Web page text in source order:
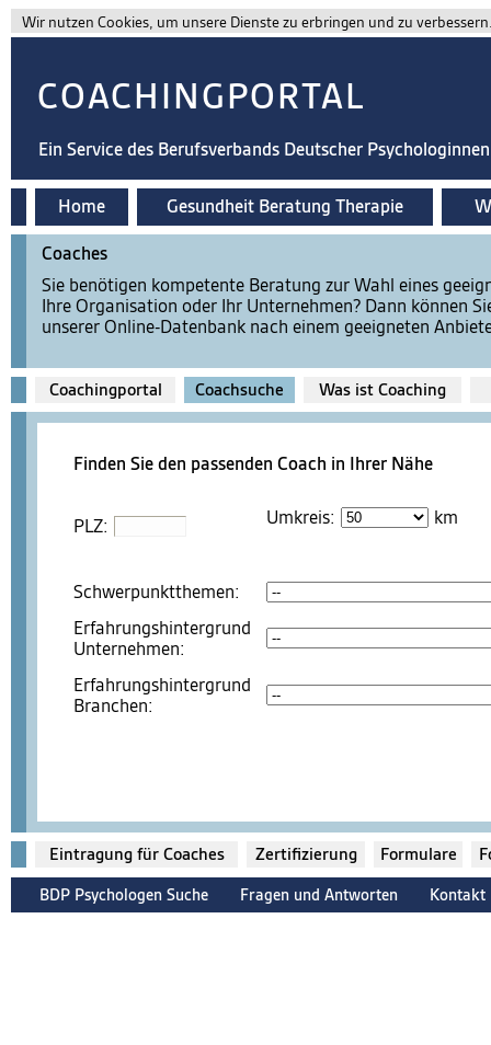
Wir nutzen Cookies, um unsere Dienste zu erbringen und zu
COACHINGPORTAL
Ein Service des Berufsverbands Deutscher
Home Gesundheit Beratung Therapie
Coaches
Sie benötigen kompetente Beratung zur Wahl eines
Ihre Organisation oder Ihr Unternehmen? Dann können
unserer Online-Datenbank nach einem geeigneten
Coachingportal Coachsuche Was ist Coaching
Finden Sie den passenden Coach in Ihrer Nähe
PLZ: Umkreis: km
Schwerpunktthemen:
Erfahrungshintergrund
Unternehmen:
Erfahrungshintergrund
Branchen:
Eintragung für Coaches Zertifizierung Formulare
BDP Psychologen Suche Fragen und Antworten Kontakt